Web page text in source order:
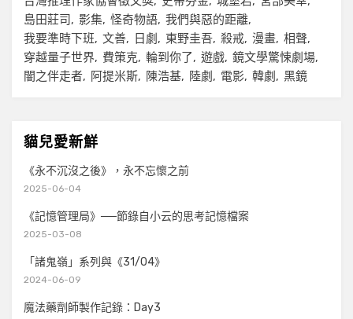
島田莊司
影集 怪奇物語 我們與惡的距離
我要準時下班
文善 日劇 東野圭吾 殺戒 漫畫 相聲
穿越量子世界
費策克 輪到你了 遊戲 鏡文學驚悚劇場
闇之伴走者
阿提米斯 陳浩基 陸劇 電影 韓劇 黑鏡
貓兒愛新鮮
《永不沉沒之後》，永不忘懷之前
2025-06-04
《記憶管理局》──節錄自小云的思考記憶檔案
2025-03-08
「諸鬼嶺」系列與《31/04》
2024-06-09
魔法藥劑師製作記錄：Day3